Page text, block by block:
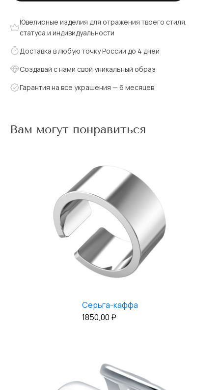
Ювелирные изделия для отражения твоего стиля,
статуса и индивидуальности
Доставка в любую точку России до 4 дней
Создавай с нами свой уникальный образ
Гарантия на все украшения — 6 месяцев
Вам могут понравиться
Серьга-каффа
1850,00 ₽